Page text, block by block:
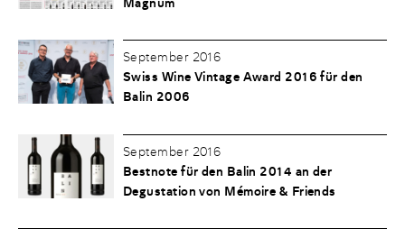
September 2016
Swiss Wine Vintage Award 2016 für den
Balin 2006
September 2016
Bestnote für den Balin 2014 an der
Degustation von Mémoire & Friends